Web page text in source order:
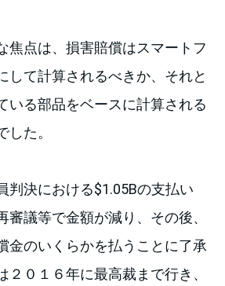
焦点は、損害賠償はスマートフ
して計算されるべきか、それと
いる部品をベースに計算される
た。
判決における$1.05Bの支払い
審議等で金額が減り、その後、
金のいくらかを払うことに了承
２０１６年に最高裁まで行き、